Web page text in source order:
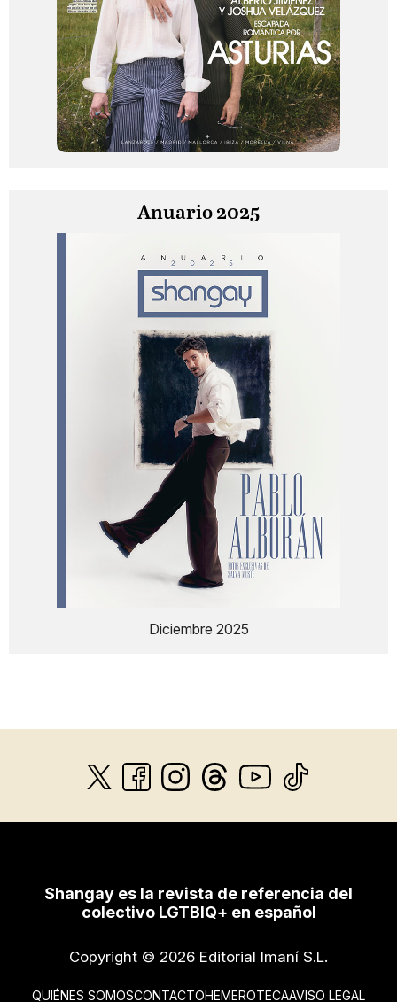
Anuario 2025
Diciembre 2025
Shangay es la revista de referencia del
colectivo LGTBIQ+ en español
Copyright © 2026 Editorial Imaní S.L.
QUIÉNES SOMOSCONTACTOHEMEROTECAAVISO LEGAL